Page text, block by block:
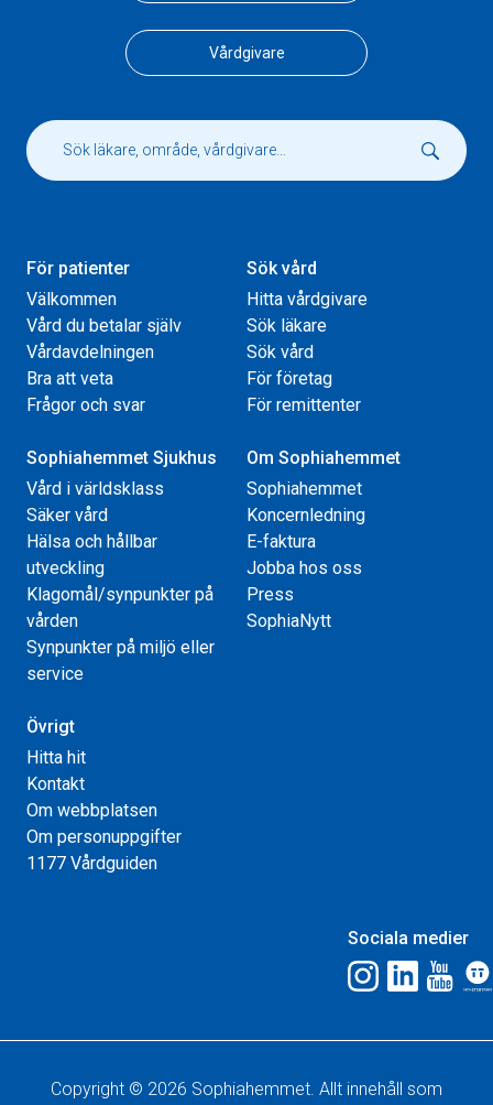
Vårdgivare
För patienter
Välkommen
Vård du betalar själv
Vårdavdelningen
Bra att veta
Frågor och svar
Sök vård
Hitta vårdgivare
Sök läkare
Sök vård
För företag
För remittenter
Sophiahemmet Sjukhus
Vård i världsklass
Säker vård
Hälsa och hållbar
utveckling
Klagomål/synpunkter på
vården
Synpunkter på miljö eller
service
Om Sophiahemmet
Sophiahemmet
Koncernledning
E-faktura
Jobba hos oss
Press
SophiaNytt
Övrigt
Hitta hit
Kontakt
Om webbplatsen
Om personuppgifter
1177 Vårdguiden
Sociala medier
Copyright © 2026 Sophiahemmet. Allt innehåll som